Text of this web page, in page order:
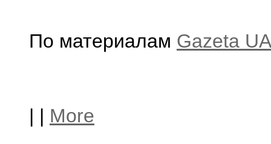
По материалам Gazeta UA
| | More